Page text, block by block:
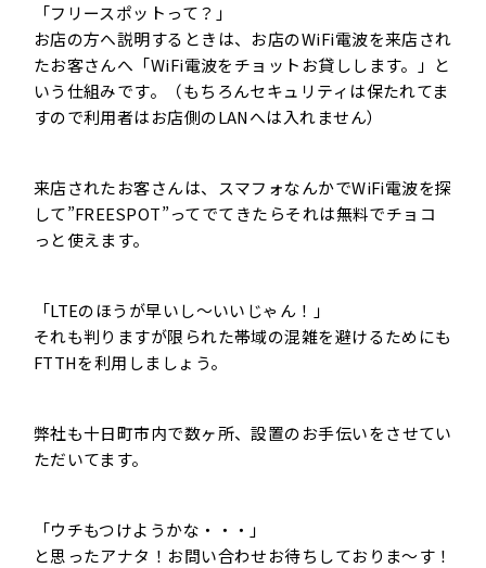
「フリースポット って？」
お店の方へ説明するときは、お店のWiFi電波を来店され
たお客さんへ「WiFi電波をチョットお貸しします。」と
いう仕組みです。（もちろんセキュリティは保たれてま
すので利用者はお店側のLANへは入れません）
来店されたお客さんは、スマフォなんかでWiFi電波を探
して”FREESPOT”ってでてきたらそれは無料でチョコ
っと使えます。
「LTEのほうが早いし〜いいじゃん！」
それも判りますが限られた帯域の混雑を避けるためにも
FTTHを利用しましょう。
弊社も十日町市内で数ヶ所、設置のお手伝いをさせてい
ただいてます。
「ウチもつけようかな・・・」
と思ったアナタ！お問い合わせお待ちしておりま〜す！